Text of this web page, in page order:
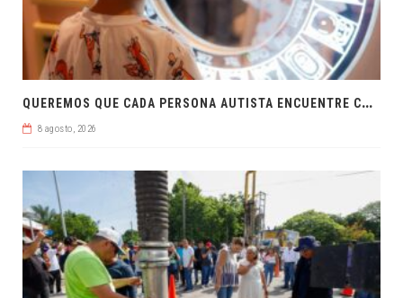
Q
UEREMOS QUE CADA PERSONA AUTISTA ENCUENTRE COMPRENSIÓN: JDM
8 agosto, 2026